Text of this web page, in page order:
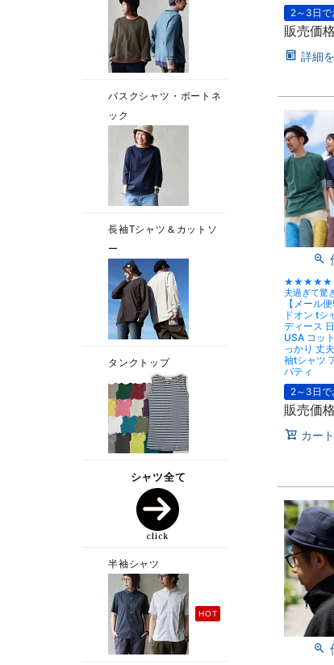
2～3日で
販売価格
詳細
★★★★★ 一
夫過ぎて驚
【メール
ドオン tシ
ディース
USA コッ
っかり 丈
袖tシャツ
パティ
2～3日で
販売価格
カー